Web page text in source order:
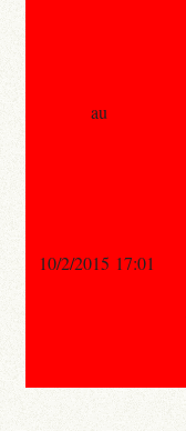
au
10/2/2015 17:01